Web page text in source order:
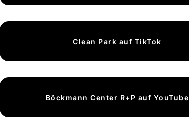
Clean Park auf TikTok
Böckmann Center R+P auf YouTube